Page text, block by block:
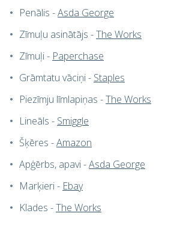
Penālis -Asda George
Zīmuļu asinātājs -The Works
Zīmuļi - Paperchase
Grāmtatu vāciņi - Staples
Piezīmju līmlapiņas -The Works
Lineāls - Smiggle
Šķēres -Amazon
Apģērbs, apavi -Asda George
Marķieri - Ebay
Klades -The Works